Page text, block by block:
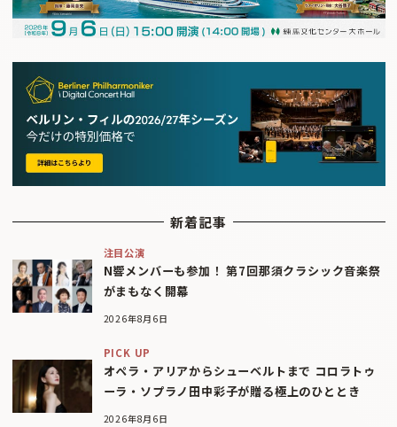
新着記事
注目公演
N響メンバーも参加！ 第7回那須クラシック音楽祭
がまもなく開幕
2026年8月6日
PICK UP
オペラ・アリアからシューベルトまで コロラトゥ
ーラ・ソプラノ田中彩子が贈る極上のひととき
2026年8月6日